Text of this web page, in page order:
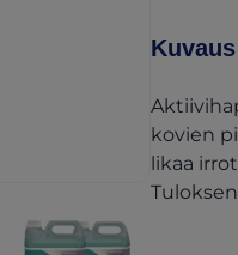
Kuvaus
kovien
likaa